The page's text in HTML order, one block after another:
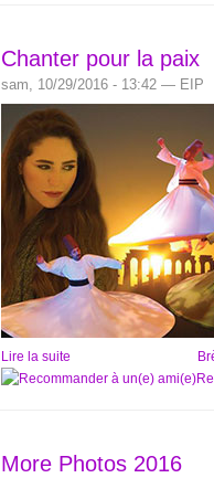
Chanter pour la paix
sam, 10/29/2016 - 13:42 — EIP
Lire la suite
More Photos 2016